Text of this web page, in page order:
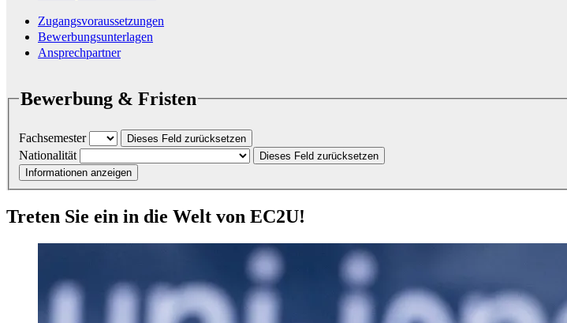
Zugangsvoraussetzungen
Bewerbungsunterlagen
Ansprechpartner
Bewerbung & Fristen
Fachsemester Dieses Feld zurücksetzen
Nationalität
Dieses Feld zurücksetzen
Informationen anzeigen
Treten Sie ein in die Welt von EC2U!